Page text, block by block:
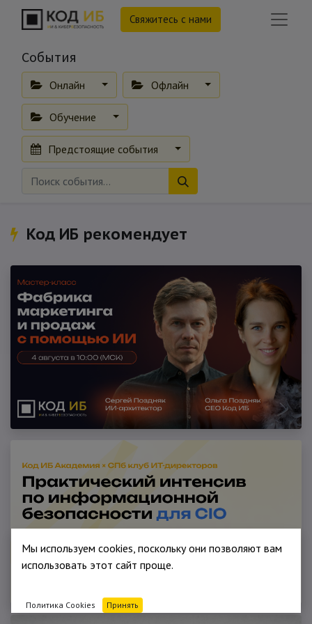
Свяжитесь с нами
События
Онлайн Офлайн
Обучение
Предстоящие события
Код ИБ рекомендует
Мы используем cookies, поскольку они позволяют вам
использовать этот сайт проще.
Политика Cookies Принять